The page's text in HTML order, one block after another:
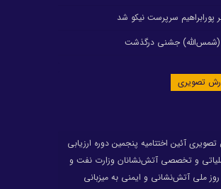
پورابراهیم سرپرست نیکو شد
جشنی درگذشت
پتروشیمی غدیر / شغدیر برای جهش تولید
غدیر، درگیری مدیرعامل با یکی از کارکنان را
تصویری